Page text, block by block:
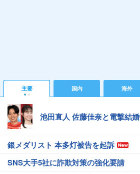
主要 国内 海外
池田直人 佐藤佳奈と電撃結婚
銀メダリスト 本多灯被告を起訴
SNS大手5社に詐欺対策の強化要請